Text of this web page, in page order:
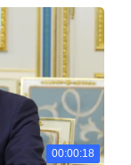
00:00:18